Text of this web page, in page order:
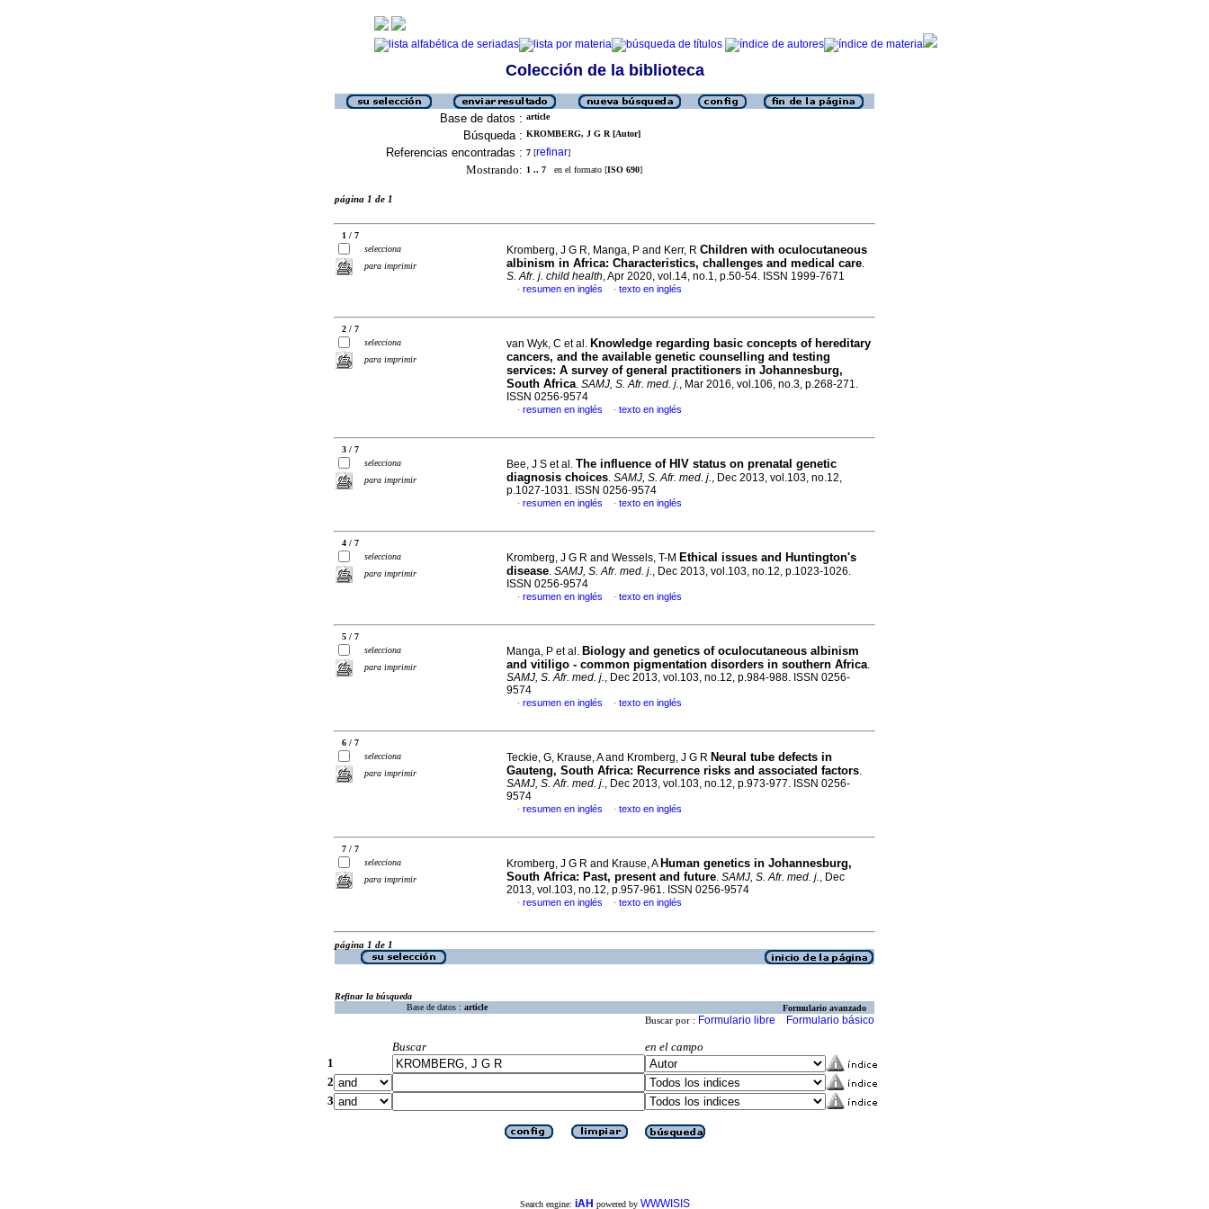
Colección de la biblioteca
Base de datos : article
Búsqueda : KROMBERG, J G R [Autor]
Referencias encontradas : 7 [refinar]
Mostrando: 1 .. 7 en el formato [ISO 690]
página 1 de 1
1 / 7
selecciona
para imprimir
Kromberg, J G R, Manga, P and Kerr, R Children with oculocutaneous
albinism in Africa: Characteristics, challenges and medical care.
S. Afr. j. child health, Apr 2020, vol.14, no.1, p.50-54. ISSN 1999-7671
· resumen en inglés · texto en inglés
2 / 7
selecciona
para imprimir
van Wyk, C et al. Knowledge regarding basic concepts of hereditary
cancers, and the available genetic counselling and testing
services: A survey of general practitioners in Johannesburg,
South Africa. SAMJ, S. Afr. med. j., Mar 2016, vol.106, no.3, p.268-271.
ISSN 0256-9574
· resumen en inglés · texto en inglés
3 / 7
selecciona
para imprimir
Bee, J S et al. The influence of HIV status on prenatal genetic
diagnosis choices. SAMJ, S. Afr. med. j., Dec 2013, vol.103, no.12,
p.1027-1031. ISSN 0256-9574
· resumen en inglés · texto en inglés
4 / 7
selecciona
para imprimir
Kromberg, J G R and Wessels, T-M Ethical issues and Huntington's
disease. SAMJ, S. Afr. med. j., Dec 2013, vol.103, no.12, p.1023-1026.
ISSN 0256-9574
· resumen en inglés · texto en inglés
5 / 7
selecciona
para imprimir
Manga, P et al. Biology and genetics of oculocutaneous albinism
and vitiligo - common pigmentation disorders in southern Africa.
SAMJ, S. Afr. med. j., Dec 2013, vol.103, no.12, p.984-988. ISSN 0256-
9574
· resumen en inglés · texto en inglés
6 / 7
selecciona
para imprimir
Teckie, G, Krause, A and Kromberg, J G R Neural tube defects in
Gauteng, South Africa: Recurrence risks and associated factors.
SAMJ, S. Afr. med. j., Dec 2013, vol.103, no.12, p.973-977. ISSN 0256-
9574
· resumen en inglés · texto en inglés
7 / 7
selecciona
para imprimir
Kromberg, J G R and Krause, A Human genetics in Johannesburg,
South Africa: Past, present and future. SAMJ, S. Afr. med. j., Dec
2013, vol.103, no.12, p.957-961. ISSN 0256-9574
· resumen en inglés · texto en inglés
página 1 de 1
Refinar la búsqueda
Base de datos : article Formulario avanzado
Buscar por : Formulario libre Formulario básico
Buscar
en el campo
1
2
3
Search engine: iAH powered by WWWISIS